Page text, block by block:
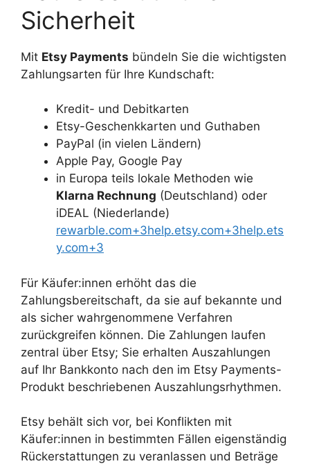
Sicherheit
Mit Etsy Payments bündeln Sie die wichtigsten
Zah­lungs­arten für Ihre Kundschaft:
Kredit- und Debitkarten
Etsy-Geschenkkarten und Guthaben
PayPal (in vielen Ländern)
Apple Pay, Google Pay
in Europa teils lokale Methoden wie
Klarna Rechnung (Deutschland) oder
iDEAL (Niederlande)
rewarble.com+3help.etsy.com+3help.ets
y.com+3
Für Käufer:innen erhöht das die
Zahlungsbereitschaft, da sie auf bekannte und
als sicher wahrgenommene Verfahren
zurückgreifen können. Die Zahlungen laufen
zentral über Etsy; Sie erhalten Auszahlungen
auf Ihr Bankkonto nach den im Etsy Payments-
Produkt beschriebenen Auszahlungsrhythmen.
Etsy behält sich vor, bei Konflikten mit
Käufer:innen in bestimmten Fällen eigenständig
Rückerstattungen zu veranlassen und Beträge